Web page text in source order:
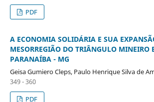
PDF
A ECONOMIA SOLIDÁRIA E SUA
MESORREGIÃO DO TRIÂNGULO MINEIRO
PARANAÍBA - MG
Geisa Gumiero Cleps, Paulo Henrique Silva de
349 - 360
PDF